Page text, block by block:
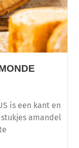
is een kant en
amandel